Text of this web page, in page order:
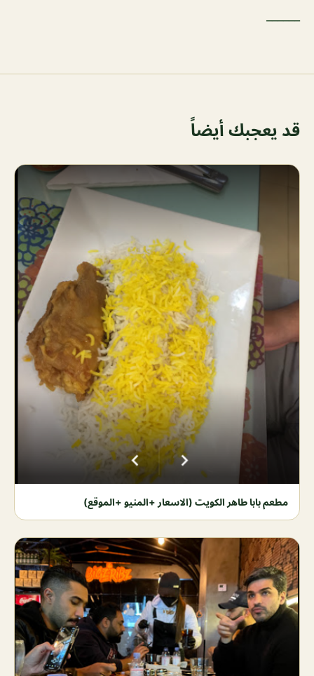
قد يعجبك أيضاً
مطعم بابا طاهر الكويت (الاسعار +المنيو +الموقع)